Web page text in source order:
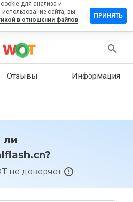
Отзывы Информация
ли
не доверяет
для анализа и
сайта, вы
в отношении файлов
ПРИНЯТЬ